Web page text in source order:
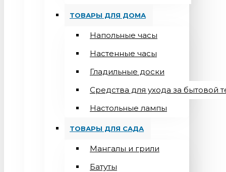
ТОВАРЫ ДЛЯ ДОМА
Напольные часы
Настенные часы
Гладильные доски
Средства для ухода за бытовой
Настольные лампы
ТОВАРЫ ДЛЯ САДА
Мангалы и грили
Батуты